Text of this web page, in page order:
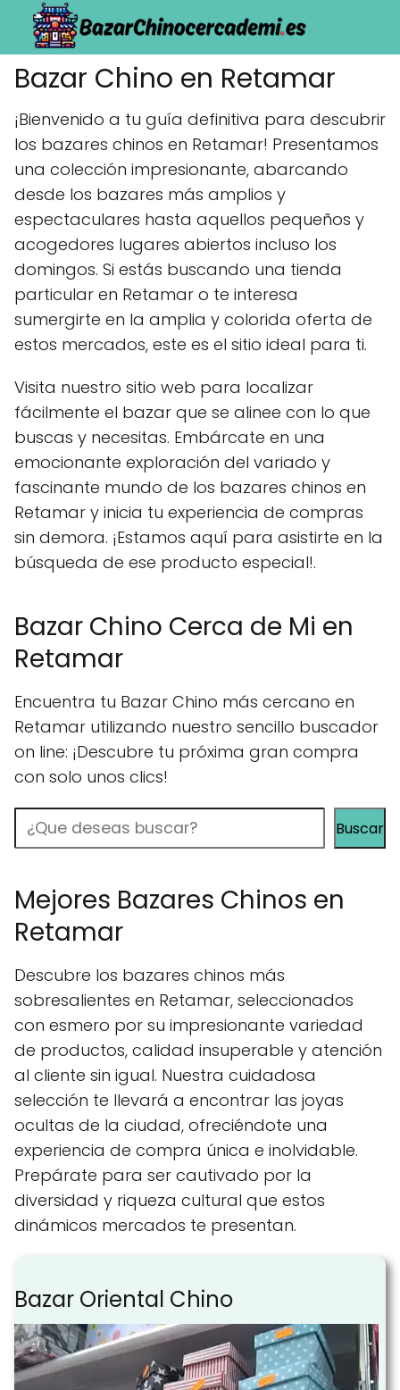
Bazar Chino en Retamar
¡Bienvenido a tu guía definitiva para descubrir
los bazares chinos en Retamar! Presentamos
una colección impresionante, abarcando
desde los bazares más amplios y
espectaculares hasta aquellos pequeños y
acogedores lugares abiertos incluso los
domingos. Si estás buscando una tienda
particular en Retamar o te interesa
sumergirte en la amplia y colorida oferta de
estos mercados, este es el sitio ideal para ti.
Visita nuestro sitio web para localizar
fácilmente el bazar que se alinee con lo que
buscas y necesitas. Embárcate en una
emocionante exploración del variado y
fascinante mundo de los bazares chinos en
Retamar y inicia tu experiencia de compras
sin demora. ¡Estamos aquí para asistirte en la
búsqueda de ese producto especial!.
Bazar Chino Cerca de Mi en
Retamar
Encuentra tu Bazar Chino más cercano en
Retamar utilizando nuestro sencillo buscador
on line: ¡Descubre tu próxima gran compra
con solo unos clics!
Buscar Buscar
Mejores Bazares Chinos en
Retamar
Descubre los bazares chinos más
sobresalientes en Retamar, seleccionados
con esmero por su impresionante variedad
de productos, calidad insuperable y atención
al cliente sin igual. Nuestra cuidadosa
selección te llevará a encontrar las joyas
ocultas de la ciudad, ofreciéndote una
experiencia de compra única e inolvidable.
Prepárate para ser cautivado por la
diversidad y riqueza cultural que estos
dinámicos mercados te presentan.
Bazar Oriental Chino